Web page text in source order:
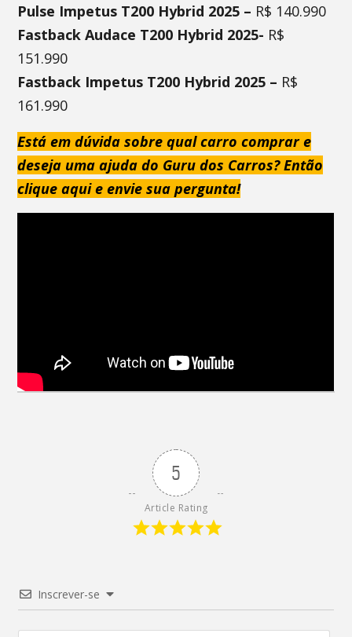
Pulse Impetus T200 Hybrid 2025 – R$ 140.990
Fastback Audace T200 Hybrid 2025- R$
151.990
Fastback Impetus T200 Hybrid 2025 – R$
161.990
Está em dúvida sobre qual carro comprar e
deseja uma ajuda do Guru dos Carros? Então
clique aqui e envie sua pergunta!
5
Article Rating
Inscrever-se